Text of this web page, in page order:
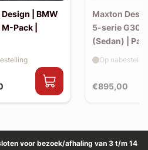
| BMW
Pack |
Maxton
5-serie G30
(Sedan) |
€895,00
Op
voor bezoek/afhaling van 3 t/m 14